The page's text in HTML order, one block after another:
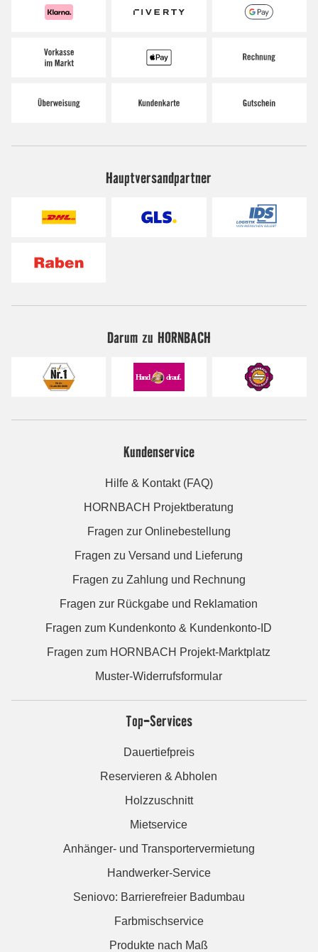
Hauptversandpartner
Darum zu HORNBACH
Kundenservice
Hilfe & Kontakt (FAQ)
HORNBACH Projektberatung
Fragen zur Onlinebestellung
Fragen zu Versand und Lieferung
Fragen zu Zahlung und Rechnung
Fragen zur Rückgabe und Reklamation
Fragen zum Kundenkonto & Kundenkonto-ID
Fragen zum HORNBACH Projekt-Marktplatz
Muster-Widerrufsformular
Top-Services
Dauertiefpreis
Reservieren & Abholen
Holzzuschnitt
Mietservice
Anhänger- und Transportervermietung
Handwerker-Service
Seniovo: Barrierefreier Badumbau
Farbmischservice
Produkte nach Maß